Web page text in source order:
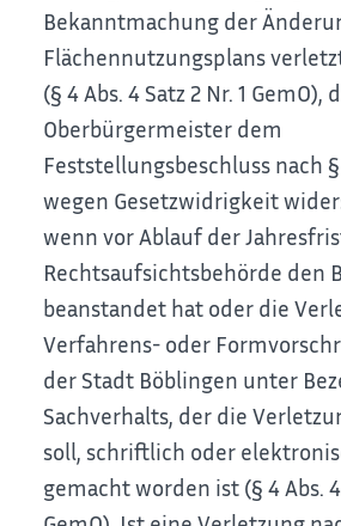
Bekanntmachung der
Flächennutzungsplans
(§ 4 Abs. 4 Satz 2 Nr. 1 GemO),
Oberbürgermeister dem
Feststellungsbeschluss nach §
wegen Gesetzwidrigkeit
wenn vor Ablauf der
Rechtsaufsichtsbehörde den
beanstandet hat oder die
Verfahrens- oder
der Stadt Böblingen unter
Sachverhalts, der die
soll, schriftlich oder
gemacht worden ist (§ 4 Abs. 4